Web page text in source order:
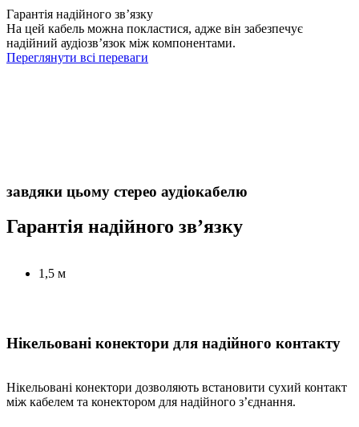
Гарантія надійного зв’язку
На цей кабель можна покластися, адже він забезпечує
надійний аудіозв’язок між компонентами.
Переглянути всі переваги
завдяки цьому стерео аудіокабелю
Гарантія надійного зв’язку
1,5 м
Нікельовані конектори для надійного контакту
Нікельовані конектори дозволяють встановити сухий контакт
між кабелем та конектором для надійного з’єднання.